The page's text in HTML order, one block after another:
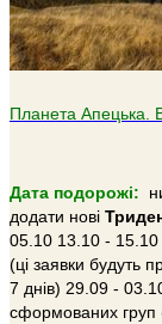
Планета Апецька.
Дата подорожі:
додати нові
05.10 13.10 -
(ці заявки будуть
7 днів) 29.09 -
сформованих груп